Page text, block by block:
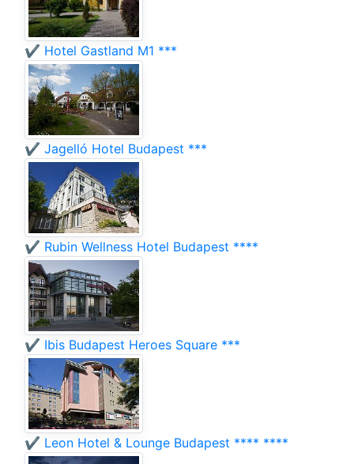
✔️ Hotel Gastland M1 ***
✔️ Jagelló Hotel Budapest ***
✔️ Rubin Wellness Hotel Budapest ****
✔️ Ibis Budapest Heroes Square ***
✔️ Leon Hotel & Lounge Budapest **** ****